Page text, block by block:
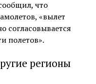
что
«вылет
согласовывается
полетов».
регионы